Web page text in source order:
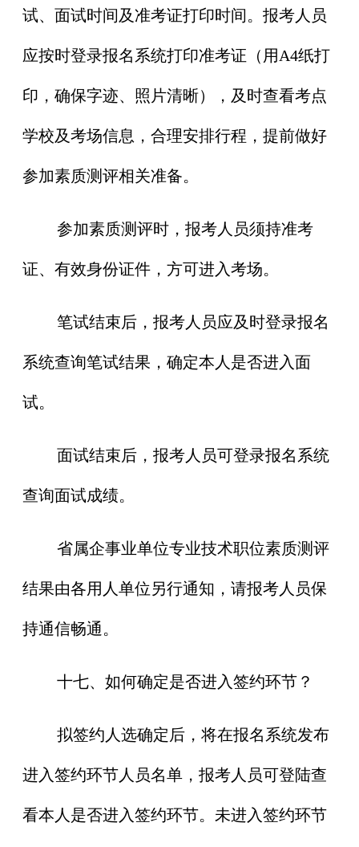
试、面试时间及准考证打印时间。报考人员
应按时登录报名系统打印准考证（用A4纸打
印，确保字迹、照片清晰），及时查看考点
学校及考场信息，合理安排行程，提前做好
参加素质测评相关准备。
参加素质测评时，报考人员须持准考
证、有效身份证件，方可进入考场。
笔试结束后，报考人员应及时登录报名
系统查询笔试结果，确定本人是否进入面
试。
面试结束后，报考人员可登录报名系统
查询面试成绩。
省属企事业单位专业技术职位素质测评
结果由各用人单位另行通知，请报考人员保
持通信畅通。
十七、如何确定是否进入签约环节？
拟签约人选确定后，将在报名系统发布
进入签约环节人员名单，报考人员可登陆查
看本人是否进入签约环节。未进入签约环节